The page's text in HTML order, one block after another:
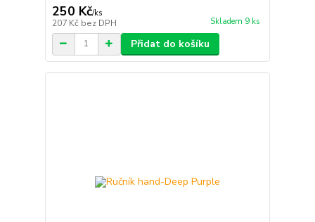
250 Kč/ks
207 Kč bez DPH Skladem 9 ks
Přidat do košíku